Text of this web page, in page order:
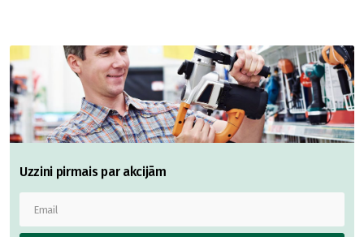
Uzzini pirmais par akcijām